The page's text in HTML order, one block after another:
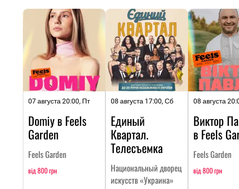
07 августа 20:00, Пт
Domiy в Feels
Garden
Feels Garden
від 800 грн
08 августа 17:00, Сб
Единый
Квартал.
Телесъемка
Национальный дворец
искусств «Украина»
08 августа
Виктор
в Feels
Feels Garden
від 800 грн